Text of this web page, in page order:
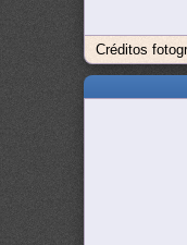
Créditos